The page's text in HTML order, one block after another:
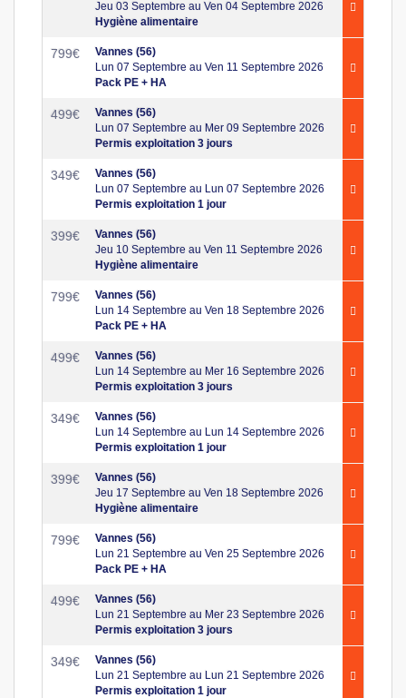
Jeu 03 Septembre au Ven 04 Septembre 2026
Hygiène alimentaire
799€
Vannes (56)
Lun 07 Septembre au Ven 11 Septembre 2026
Pack PE + HA
499€
Vannes (56)
Lun 07 Septembre au Mer 09 Septembre 2026
Permis exploitation 3 jours
349€
Vannes (56)
Lun 07 Septembre au Lun 07 Septembre 2026
Permis exploitation 1 jour
399€
Vannes (56)
Jeu 10 Septembre au Ven 11 Septembre 2026
Hygiène alimentaire
799€
Vannes (56)
Lun 14 Septembre au Ven 18 Septembre 2026
Pack PE + HA
499€
Vannes (56)
Lun 14 Septembre au Mer 16 Septembre 2026
Permis exploitation 3 jours
349€
Vannes (56)
Lun 14 Septembre au Lun 14 Septembre 2026
Permis exploitation 1 jour
399€
Vannes (56)
Jeu 17 Septembre au Ven 18 Septembre 2026
Hygiène alimentaire
799€
Vannes (56)
Lun 21 Septembre au Ven 25 Septembre 2026
Pack PE + HA
499€
Vannes (56)
Lun 21 Septembre au Mer 23 Septembre 2026
Permis exploitation 3 jours
349€
Vannes (56)
Lun 21 Septembre au Lun 21 Septembre 2026
Permis exploitation 1 jour